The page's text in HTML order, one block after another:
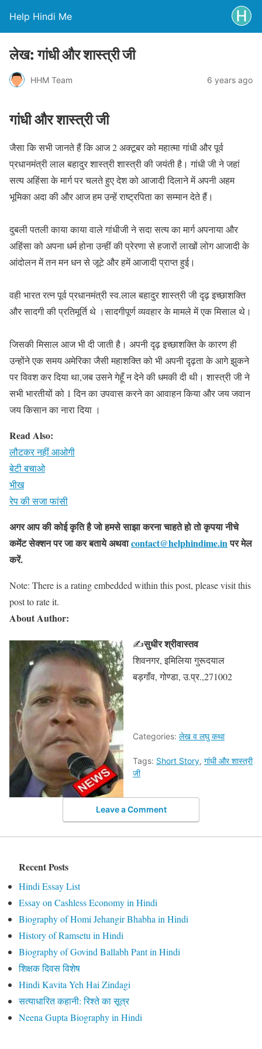
Help Hindi Me
लेख: गांधी और शास्त्री जी
HHM Team 6 years ago
गांधी और शास्त्री जी
जैसा कि सभी जानते हैं कि आज 2 अक्टूबर को महात्मा गांधी और पूर्व
प्रधानमंत्री लाल बहादुर शास्त्री शास्त्री की जयंती है। गांधी जी ने जहां
सत्य अहिंसा के मार्ग पर चलते हुए देश को आजादी दिलाने में अपनी अहम
भूमिका अदा की और आज हम उन्हें राष्ट्रपिता का सम्मान देते हैं।
दुबली पतली काया काया वाले गांधीजी ने सदा सत्य का मार्ग अपनाया और
अहिंसा को अपना धर्म होना उन्हीं की प्रेरणा से हजारों लाखों लोग आजादी के
आंदोलन में तन मन धन से जूटे और हमें आजादी प्राप्त हुई।
वही भारत रत्न पूर्व प्रधानमंत्री स्व.लाल बहादुर शास्त्री जी दृढ़ इच्छाशक्ति
और सादगी की प्रतिमूर्ति थे ।सादगीपूर्ण व्यवहार के मामले में एक मिसाल थे।
जिसकी मिसाल आज भी दी जाती है। अपनी दृढ़ इच्छाशक्ति के कारण ही
उन्होंने एक समय अमेरिका जैसी महाशक्ति को भी अपनी दृढ़ता के आगे झुकने
पर विवश कर दिया था,जब उसने गेहूँ न देने की धमकी दी थी। शास्त्री जी ने
सभी भारतीयों को 1 दिन का उपवास करने का आवाहन किया और जय जवान
जय किसान का नारा दिया ।
Read Also:
लौटकर नहीं आओगी
बेटी बचाओ
भीख
रेप की सजा फांसी
अगर आप की कोई कृति है जो हमसे साझा करना चाहते हो तो कृपया नीचे
कमेंट सेक्शन पर जा कर बतायेअथवाcontact@helphindime.inपर मेल
करें.
Note: There is a rating embedded within this post, please visit this
post to rate it.
About Author:
✍सुधीर श्रीवास्तव
शिवनगर, इमिलिया गुरूदयाल
बड़गाँव, गोण्डा, उ.प्र.,271002
Categories: लेख व लघु कथा
Tags: Short Story, गांधी और शास्त्री
जी
Leave a Comment
Recent Posts
Hindi Essay List
Essay on Cashless Economy in Hindi
Biography of Homi Jehangir Bhabha in Hindi
History of Ramsetu in Hindi
Biography of Govind Ballabh Pant in Hindi
शिक्षक दिवस विशेष
Hindi Kavita Yeh Hai Zindagi
सत्याधारित कहानी: रिश्ते का सूत्र
Neena Gupta Biography in Hindi